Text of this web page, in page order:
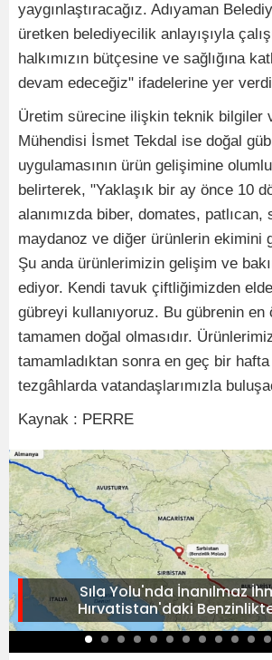
yaygınlaştıracağız. Adıyaman
üretken belediyecilik anlayışıyla
halkımızın bütçesine ve sağlığına
devam edeceğiz" ifadelerine yer
Üretim sürecine ilişkin teknik bilgiler
Mühendisi İsmet Tekdal ise doğal
uygulamasının ürün gelişimine olumlu
belirterek, "Yaklaşık bir ay önce 10
alanımızda biber, domates, patlıcan,
maydanoz ve diğer ürünlerin ekimini
Şu anda ürünlerimizin gelişim ve
ediyor. Kendi tavuk çiftliğimizden
gübreyi kullanıyoruz. Bu gübrenin en
tamamen doğal olmasıdır.
tamamladıktan sonra en geç bir
tezgâhlarda vatandaşlarımızla
Kaynak : PERRE
Sıla Yolu'nda İnanılmaz
Hırvatistan'daki